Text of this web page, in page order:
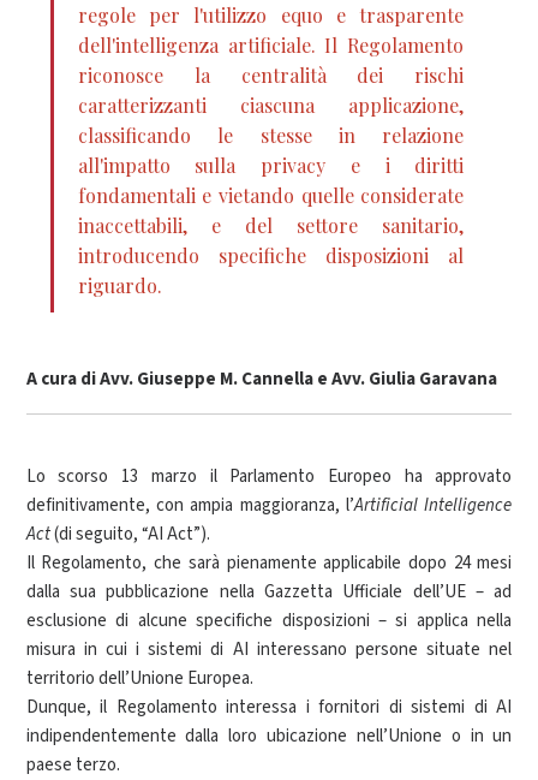
regole per l'utilizzo equo e trasparente
dell'intelligenza artificiale. Il Regolamento
riconosce la centralità dei rischi
caratterizzanti ciascuna applicazione,
classificando le stesse in relazione
all'impatto sulla privacy e i diritti
fondamentali e vietando quelle considerate
inaccettabili, e del settore sanitario,
introducendo specifiche disposizioni al
riguardo.
A cura di Avv.Giuseppe M. Cannellae Avv.Giulia Garavana
Lo scorso 13 marzo il Parlamento Europeo ha approvato
definitivamente, con ampia maggioranza, l’Artificial Intelligence
Act(di seguito, “AI Act”).
Il Regolamento, che sarà pienamente applicabile dopo 24 mesi
dalla sua pubblicazione nella Gazzetta Ufficiale dell’UE – ad
esclusione di alcune specifiche disposizioni – si applica nella
misura in cui i sistemi di AI interessano persone situate nel
territorio dell’Unione Europea.
Dunque, il Regolamento interessa i fornitori di sistemi di AI
indipendentemente dalla loro ubicazione nell’Unione o in un
paese terzo.